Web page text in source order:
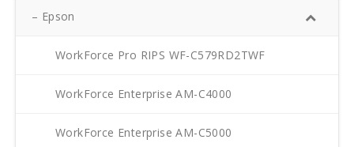
– Epson
WorkForce Pro RIPS WF-C579RD2TWF
WorkForce Enterprise AM-C4000
WorkForce Enterprise AM-C5000